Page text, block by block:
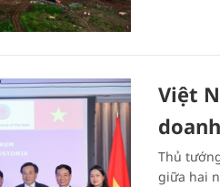
Việt
Thủ
giữa hai